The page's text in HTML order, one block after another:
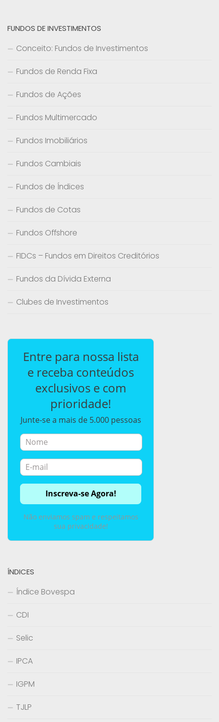
FUNDOS DE INVESTIMENTOS
Conceito: Fundos de Investimentos
Fundos de Renda Fixa
Fundos de Ações
Fundos Multimercado
Fundos Imobiliários
Fundos Cambiais
Fundos de Índices
Fundos de Cotas
Fundos Offshore
FIDCs – Fundos em Direitos Creditórios
Fundos da Dívida Externa
Clubes de Investimentos
Entre para nossa lista
e receba conteúdos
exclusivos e com
prioridade!
Junte-se a mais de 5.000 pessoas
Não enviamos spam e respeitamos
sua privacidade!
ÍNDICES
Índice Bovespa
CDI
Selic
IPCA
IGPM
TJLP